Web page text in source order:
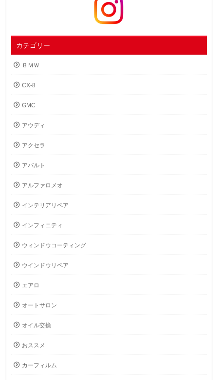
カテゴリー
ＢＭＷ
CX-8
GMC
アウディ
アクセラ
アバルト
アルファロメオ
インテリアリペア
インフィニティ
ウィンドウコーティング
ウインドウリペア
エアロ
オートサロン
オイル交換
おススメ
カーフィルム